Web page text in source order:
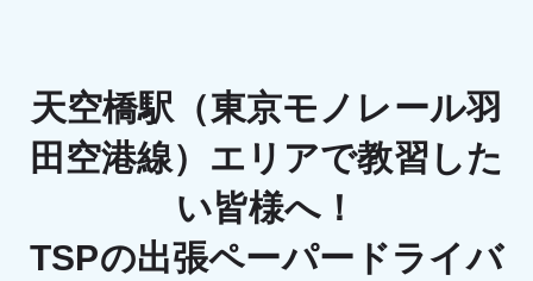
天空橋駅（東京モノレール羽
田空港線）エリアで教習した
い皆様へ！
TSPの出張ペーパードライバ